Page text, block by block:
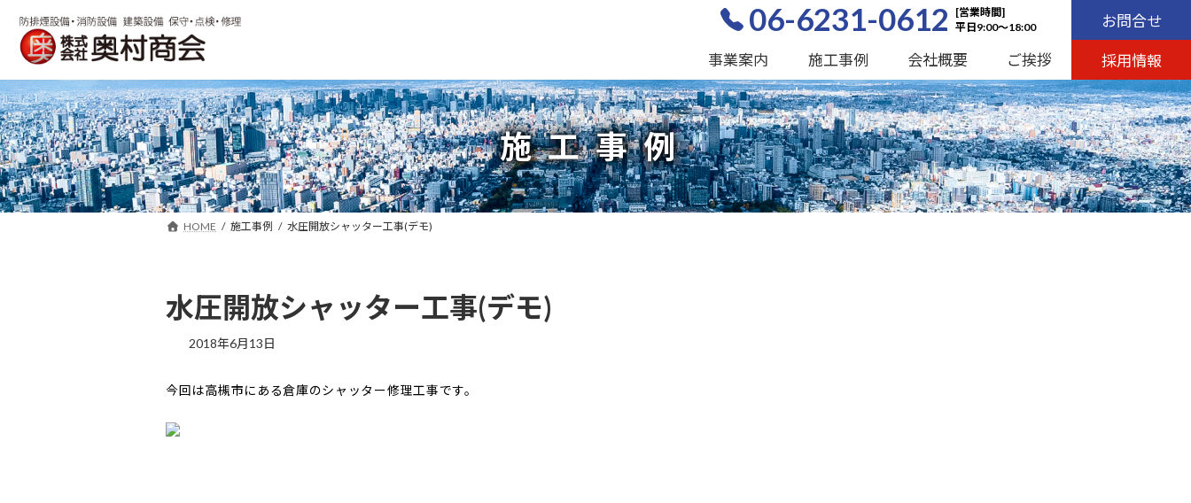
ツ
へ
ス
キ
ッ
プ
シ
ョ
ン
に
移
動
事業案内 施工事例 会社概要 ご挨拶
06-6231-0612
[営業時間]
平日9:00～18:00
お問合せ
採用情報
施工事例
HOME 施工事例 水圧開放シャッター工事(デモ)
水圧開放シャッター工事(デモ)
2018年6月13日
今回は高槻市にある倉庫のシャッター修理工事です。